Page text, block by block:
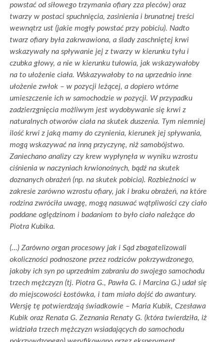
powstać od siłowego trzymania ofiary zza pleców) oraz
twarzy w postaci spuchnięcia, zasinienia i brunatnej treści
wewnątrz ust (jakie mogły powstać przy pobiciu). Nadto
twarz ofiary była zakrwawiona, a ślady zaschniętej krwi
wskazywały na spływanie jej z twarzy w kierunku tyłu i
czubka głowy, a nie w kierunku tułowia, jak wskazywałoby
na to ułożenie ciała. Wskazywałoby to na uprzednio inne
ułożenie zwłok – w pozycji leżącej, a dopiero wtórne
umieszczenie ich w samochodzie w pozycji. W przypadku
zadzierzgnięcia możliwym jest wydobywanie się krwi z
naturalnych otworów ciała na skutek duszenia. Tym niemniej
ilość krwi z jaką mamy do czynienia, kierunek jej spływania,
mogą wskazywać na inną przyczynę, niż samobójstwo.
Zaniechano analizy czy krew wypłynęła w wyniku wzrostu
ciśnienia w naczyniach krwionośnych, bądź na skutek
doznanych obrażeń (np. na skutek pobicia). Rozbieżności w
zakresie zarówno wzrostu ofiary, jak i braku obrażeń, na które
rodzina zwróciła uwagę, mogą nasuwać wątpliwości czy ciało
poddane oględzinom i badaniom to było ciało należące do
Piotra Kubika.
(…) Zarówno organ procesowy jak i Sąd zbagatelizowali
okoliczności podnoszone przez rodziców pokrzywdzonego,
jakoby ich syn po uprzednim zabraniu do swojego samochodu
trzech mężczyzn (tj. Piotra G., Pawła G. i Marcina G.) udał się
do miejscowości Łostówka, i tam miało dojść do awantury.
Wersję tę potwierdzają świadkowie – Maria Kubik, Czesława
Kubik oraz Renata G. Zeznania Renaty G. (która twierdziła, iż
widziała trzech mężczyzn wsiadających do samochodu